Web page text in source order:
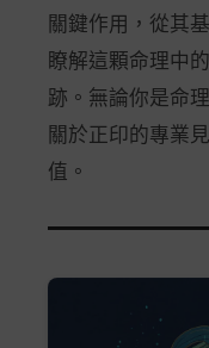
關鍵作用，從其
瞭解這顆命理中
跡。無論你是命
關於正印的專業
值。